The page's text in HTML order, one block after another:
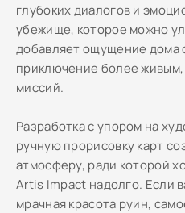
глубоких диалогов и
убежище, которое можно
добавляет ощущение дома
приключение более
миссий.
Разработка с упором на
ручную прорисовку карт
атмосферу, ради которой
Artis Impact надолго. Если
мрачная красота руин,